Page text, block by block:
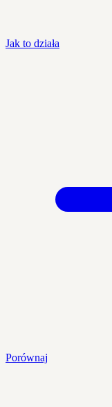
Jak to działa
Porównaj